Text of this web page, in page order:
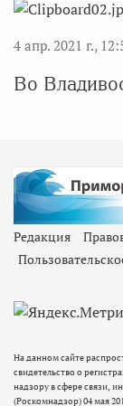
4 апр. 2021 г.,
Во
Редакция
На данном сайте
свидетельство о
надзору в сфере связи,
(Роскомнадзор) 04 мая